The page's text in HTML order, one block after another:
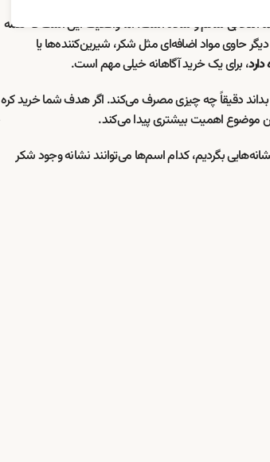
انتخابی سالم و ساده است. اما واقعیت این است که همه
حاوی مواد اضافه‌ای مثل شکر، شیرین‌کننده‌ها یا
، برای یک خرید آگاهانه خیلی مهم است.
دقیقاً چه چیزی مصرف می‌کند. اگر هدف شما خرید کره
موضوع اهمیت بیشتری پیدا می‌کند.
بگردیم، کدام اسم‌ها می‌توانند نشانه وجود شکر